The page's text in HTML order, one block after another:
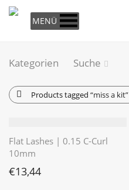
MENÜ
Kategorien Suche
Products tagged “miss a kit”
Flat Lashes | 0.15 C-Curl
10mm
€13,44